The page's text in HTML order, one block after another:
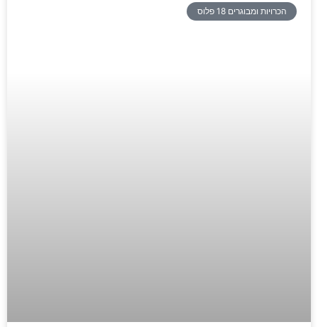
הכרויות ומבוגרים 18 פלוס